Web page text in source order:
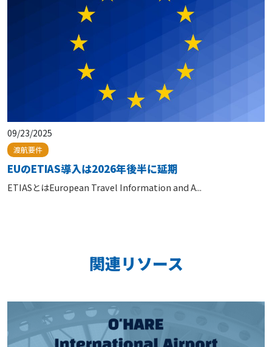
09/23/2025
渡航要件
EUのETIAS導入は2026年後半に延期
ETIASとはEuropean Travel Information and A...
関連リソース